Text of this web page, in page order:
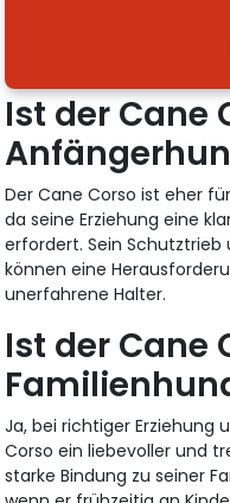
Ist der Cane
Der Cane Corso ist eher
da seine Erziehung eine
erfordert. Sein Schutztrieb
können eine
unerfahrene Halter.
Ist der Cane
Ja, bei richtiger Erziehung
Corso ein liebevoller und
starke Bindung zu seiner